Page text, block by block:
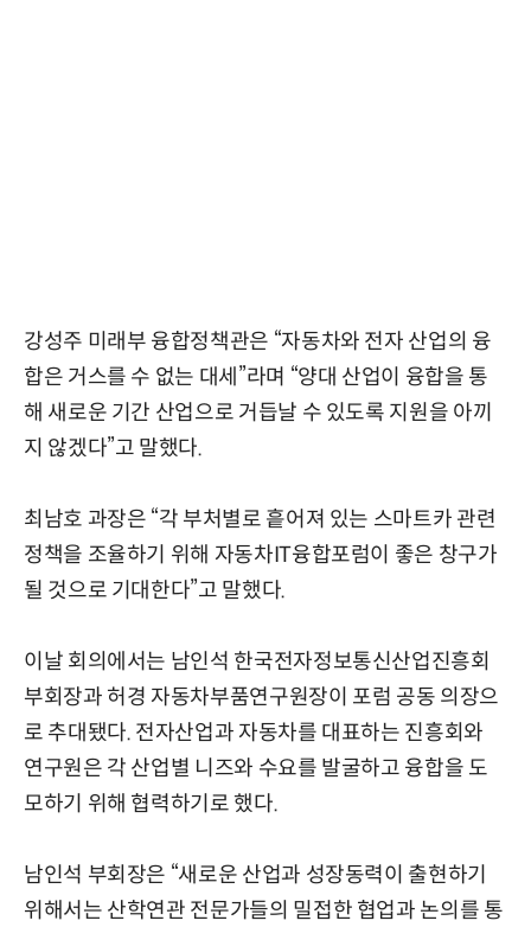
강성주 미래부 융합정책관은 “자동차와 전자 산업의 융
합은 거스를 수 없는 대세”라며 “양대 산업이 융합을 통
해 새로운 기간 산업으로 거듭날 수 있도록 지원을 아끼
지 않겠다”고 말했다.
최남호 과장은 “각 부처별로 흩어져 있는 스마트카 관련
정책을 조율하기 위해 자동차IT융합포럼이 좋은 창구가
될 것으로 기대한다”고 말했다.
이날 회의에서는 남인석 한국전자정보통신산업진흥회
부회장과 허경 자동차부품연구원장이 포럼 공동 의장으
로 추대됐다. 전자산업과 자동차를 대표하는 진흥회와
연구원은 각 산업별 니즈와 수요를 발굴하고 융합을 도
모하기 위해 협력하기로 했다.
남인석 부회장은 “새로운 산업과 성장동력이 출현하기
위해서는 산학연관 전문가들의 밀접한 협업과 논의를 통